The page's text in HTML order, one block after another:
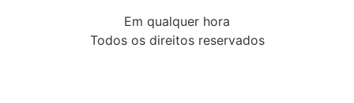
Em qualquer hora
Todos os direitos reservados